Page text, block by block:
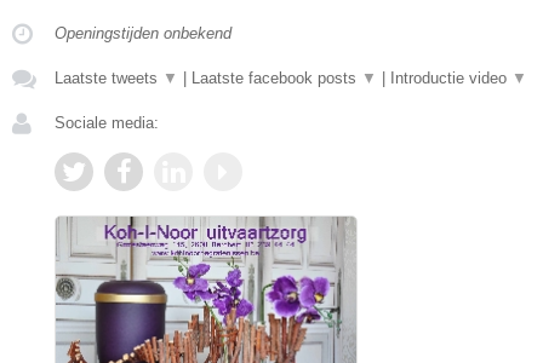
Openingstijden onbekend
Laatste tweets ▼ Laatste facebook posts ▼ Introductie video ▼
Sociale media: